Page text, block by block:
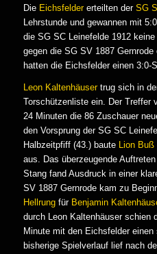
Die Eichsfeldererteilten der SG
Lehrstunde und gewannen mit
die SG SC Leinefelde 1912
gegen die SG SV 1887
hatten die Eichsfelder einen 3:0-
Leon Kaltenhäusertrug sich in
Torschützenliste ein. Der Treffer
24 Minuten die 86 Zuschauer
den Vorsprung der SG SC
Halbzeitpfiff (43.) baute Lion Buß
aus. Das überzeugende
Stang fand Ausdruck in einer
SV 1887 Gernrode kam zu
Hellrungfür Benjamin
durch Leon Kaltenhäuser schien
Minute mit den Eichsfelder
bisherige Spielverlauf lief nach